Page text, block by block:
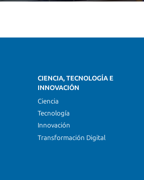
CIENCIA, TECNOLOGÍA E
INNOVACIÓN
Ciencia
Tecnología
Innovación
Transformación Digital